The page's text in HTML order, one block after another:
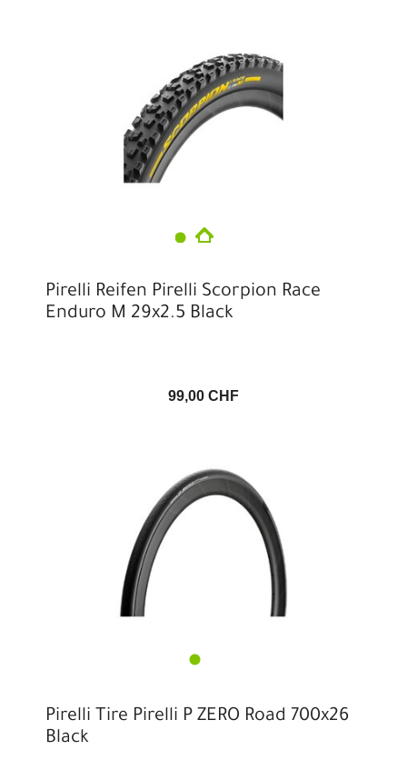
Pirelli Reifen Pirelli Scorpion Race
Enduro M 29x2.5 Black
99,00 CHF
Pirelli Tire Pirelli P ZERO Road 700x26
Black